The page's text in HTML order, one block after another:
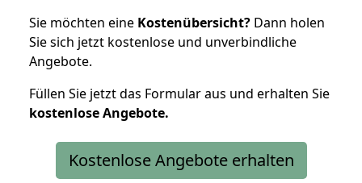
Sie möchten eine Kostenübersicht? Dann holen
Sie sich jetzt kostenlose und unverbindliche
Angebote.
Füllen Sie jetzt das Formular aus und erhalten Sie
kostenloseAngebote.
Kostenlose Angebote erhalten